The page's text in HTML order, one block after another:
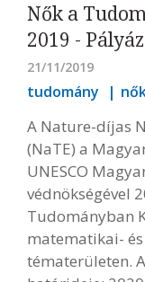
Nők a
2019 -
21/11/2019
tudomány
A Nature-díjas
(NaTE) a
UNESCO
védnökségével
Tudományban
matematikai-
tématerületen.